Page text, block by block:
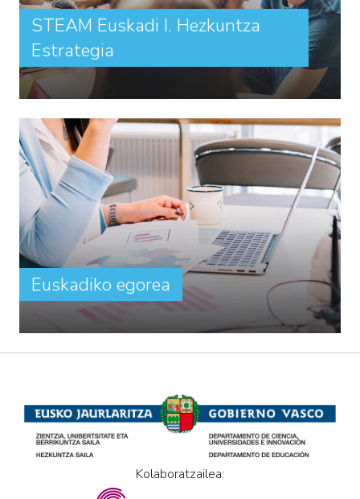
STEAM Euskadi I. Hezkuntza
Estrategia
Euskadiko egorea
Kolaboratzailea: